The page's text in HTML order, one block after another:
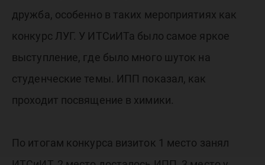
дружба, особенно в таких мероприятиях как
конкурс ЛУГ. У ИТСиИТа было самое яркое
выступление, где было много шуток на
студенческие темы. ИПП показал, как
проходит посвящение в химики.
По итогам конкурса визиток 1 место занял